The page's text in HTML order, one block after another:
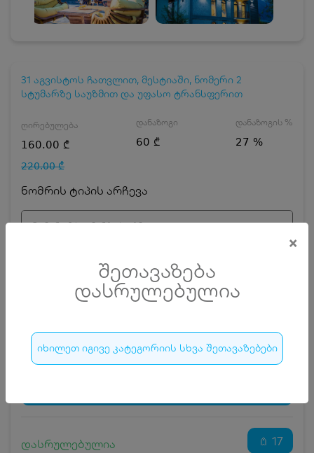
×
შეთავაზება
დასრულებულია
იხილეთ იგივე კატეგორიის სხვა შეთავაზებები
31 აგვისტოს ჩათვლით, მესტიაში, ნომერი 2
სტუმარზე საუზმით და უფასო ტრანსფერით
ღირებულება
160.00 ₾
220.00 ₾
დანაზოგი
60 ₾
დანაზოგის %
27 %
ნომრის ტიპის არჩევა
ნომერი 2 სტუმარზე საუზმით
სრული ღირებულების გადახდა 175₾
კვება
0 ₾
დასრულებულია 17